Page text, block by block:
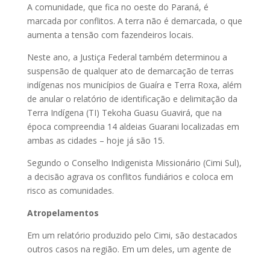
A comunidade, que fica no oeste do Paraná, é
marcada por conflitos. A terra não é demarcada, o que
aumenta a tensão com fazendeiros locais.
Neste ano, a Justiça Federal também determinou a
suspensão de qualquer ato de demarcação de terras
indígenas nos municípios de Guaíra e Terra Roxa, além
de anular o relatório de identificação e delimitação da
Terra Indígena (TI) Tekoha Guasu Guavirá, que na
época compreendia 14 aldeias Guarani localizadas em
ambas as cidades – hoje já são 15.
Segundo o Conselho Indigenista Missionário (Cimi Sul),
a decisão agrava os conflitos fundiários e coloca em
risco as comunidades.
Atropelamentos
Em um relatório produzido pelo Cimi, são destacados
outros casos na região. Em um deles, um agente de